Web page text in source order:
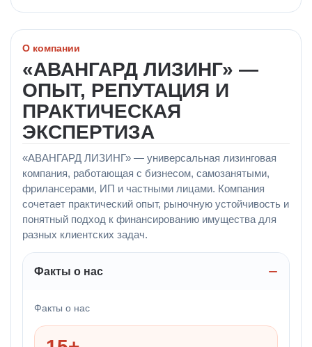
О компании
«АВАНГАРД ЛИЗИНГ» —
ОПЫТ, РЕПУТАЦИЯ И
ПРАКТИЧЕСКАЯ
ЭКСПЕРТИЗА
«АВАНГАРД ЛИЗИНГ» — универсальная лизинговая
компания, работающая с бизнесом, самозанятыми,
фрилансерами, ИП и частными лицами. Компания
сочетает практический опыт, рыночную устойчивость и
понятный подход к финансированию имущества для
разных клиентских задач.
Факты о нас
Факты о нас